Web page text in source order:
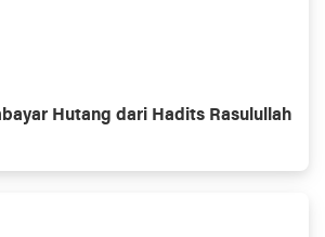
Hutang dari Hadits Rasulullah